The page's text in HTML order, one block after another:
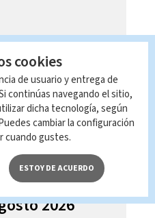
con Paula
2026
cookies
de usuario y entrega de
continúas navegando el sitio,
dicha tecnología, según
cambiar la configuración
cuando gustes.
ESTOY DE ACUERDO